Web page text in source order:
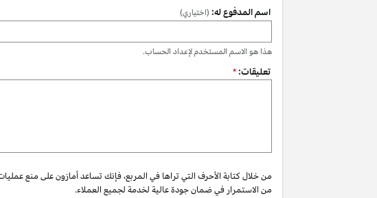
اسم المدفوع له: (اختياري)
هذا هو الاسم المستخدم لإعداد الحساب.
تعليقات:*
من خلال كتابة الأحرف التي تراها في المربع، فإنك تساعد أمازون على منع
من الاستمرار في ضمان جودة عالية لخدمة لجميع العملاء.